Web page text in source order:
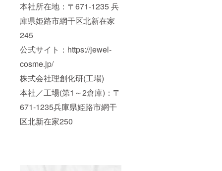
本社所在地：〒671‑1235 兵
庫県姫路市網干区北新在家
245
公式サイト：https://jewel-
cosme.jp/
株式会社理創化研(工場)
本社／工場(第1～2倉庫)：〒
671-1235兵庫県姫路市網干
区北新在家250